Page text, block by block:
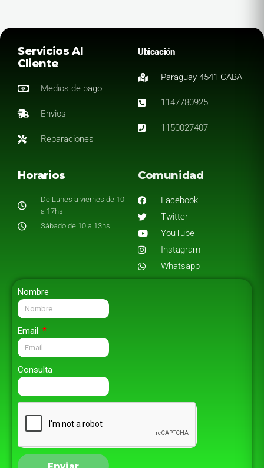
Servicios Al
Cliente
Medios de pago
Envios
Reparaciones
Ubicación
Paraguay 4541 CABA
1147780925
1150027407
Horarios
De Lunes a viernes de 10
a 17hs
Sábado de 10 a 13hs
Comunidad
Facebook
Twitter
YouTube
Instagram
Whatsapp
Nombre
Email
Consulta